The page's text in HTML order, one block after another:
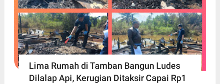
Lima Rumah di Tamban Bangun Ludes
Dilalap Api, Kerugian Ditaksir Capai Rp1